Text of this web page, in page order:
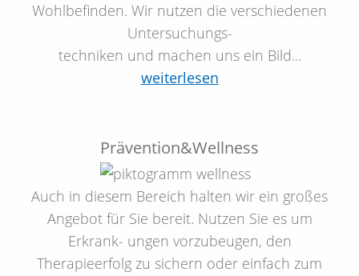
Wohlbefinden. Wir nutzen die verschiedenen
Untersuchungs-
techniken und machen uns ein Bild...
weiterlesen
Prävention&Wellness
Auch in diesem Bereich halten wir ein großes
Angebot für Sie bereit. Nutzen Sie es um
Erkrank- ungen vorzubeugen, den
Therapieerfolg zu sichern oder einfach zum